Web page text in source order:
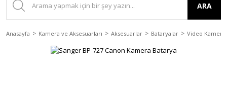
ARA
Anasayfa Kamera ve Aksesuarları Aksesuarlar Bataryalar Video Kamera